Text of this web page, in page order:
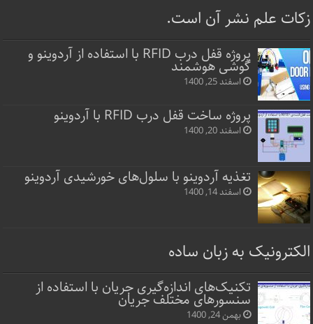
زکات علم نشر آن است.
پروژه قفل‌ درب RFID با استفاده از آردوینو و
گوشی هوشمند
اسفند 25, 1400
پروژه ساخت قفل‌ درب RFID با آردوینو
اسفند 20, 1400
تغذیه آردوینو با سلول‌های خورشیدی آردوینو
اسفند 14, 1400
الکترونیک به زبان ساده
تکنیک‌های اندازه‌گیری جریان با استفاده از
سنسورهای مختلف جریان
بهمن 24, 1400